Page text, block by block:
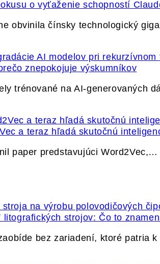
o vyťaženie schopností
obvinila čínsky technologický
znepokojuje výskumníkov
trénované na AI-generovaných
a teraz hľadá skutočnú
paper predstavujúci Word2Vec,…
strojov: Čo to
bez zariadení, ktoré patria